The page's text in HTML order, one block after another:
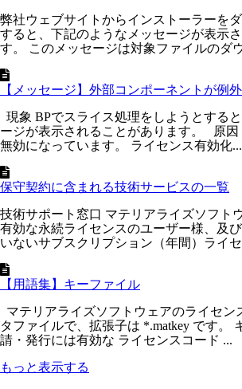
弊社ウェブサイトからインストーラーを
すると、下記のようなメッセージが表示
す。 このメッセージは対象ファイルのダ
【メッセージ】外部コンポーネントが例
現象 BPでスライス処理をしようとする
ージが表示されることがあります。 原因
無効になっています。 ライセンス有効化...
保守契約に含まれる技術サービスの一覧
技術サポート窓口 マテリアライズソフト
有効な永続ライセンスのユーザー様、及
いないサブスクリプション（年間）ライ
【用語集】キーファイル
マテリアライズソフトウェアのライセン
タファイルで、拡張子は *.matkey です。
請・発行には有効な ライセンスコード ...
もっと表示する